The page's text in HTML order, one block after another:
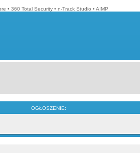
• 360 Total Security • n-Track Studio • AIMP
OGŁOSZENIE: